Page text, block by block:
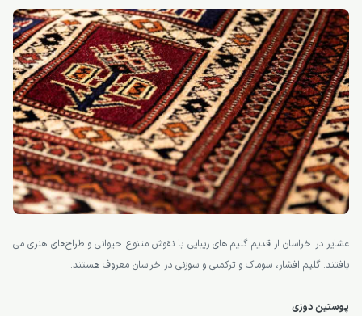
عشایر در خراسان از قدیم گلیم های زیبایی با نقوش متنوع حیوانی و طراح‌های هنری می
بافتند. گلیم‌ افشار، سوماک و ترکمنی و سوزنی در خراسان معروف هستند.
پوستین دوزی